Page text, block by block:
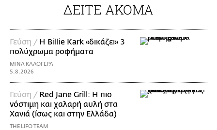
ΔΕΙΤΕ ΑΚΟΜΑ
Γεύση / H Billie Kark «δικάζει» 3
πολύχρωμα ροφήματα
ΜΙΝΑ ΚΑΛΟΓΕΡΑ
5.8.2026
Γεύση / Red Jane Grill: Η πιο
νόστιμη και χαλαρή αυλή στα
Χανιά (ίσως και στην Ελλάδα)
THE LIFO TEAM